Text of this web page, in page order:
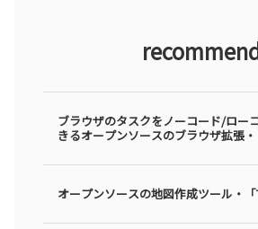
ブラウザのタスクをノーコード/ロー
きるオープンソースのブラウザ拡張・
オープンソースの地図作成ツール・「